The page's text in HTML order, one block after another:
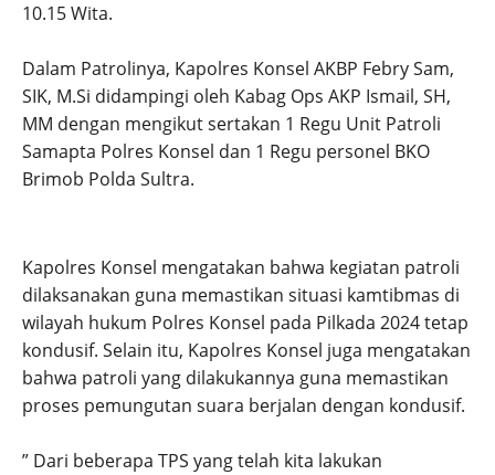
10.15 Wita.
Dalam Patrolinya, Kapolres Konsel AKBP Febry Sam,
SIK, M.Si didampingi oleh Kabag Ops AKP Ismail, SH,
MM dengan mengikut sertakan 1 Regu Unit Patroli
Samapta Polres Konsel dan 1 Regu personel BKO
Brimob Polda Sultra.
Kapolres Konsel mengatakan bahwa kegiatan patroli
dilaksanakan guna memastikan situasi kamtibmas di
wilayah hukum Polres Konsel pada Pilkada 2024 tetap
kondusif. Selain itu, Kapolres Konsel juga mengatakan
bahwa patroli yang dilakukannya guna memastikan
proses pemungutan suara berjalan dengan kondusif.
” Dari beberapa TPS yang telah kita lakukan